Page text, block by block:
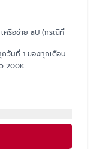
ครือช่าย aU (กรณีที่
วันที่ 1 ของทุกเดือน
200K